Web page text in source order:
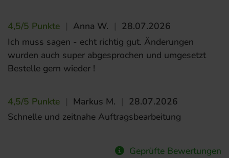
4,5/5 Punkte Anna W.
28.07.2026
Ich muss sagen - echt richtig gut. Änderungen
wurden auch super abgesprochen und umgesetzt
Bestelle gern wieder !
4,5/5 Punkte Markus M.
28.07.2026
Schnelle und zeitnahe Auftragsbearbeitung
Geprüfte Bewertungen